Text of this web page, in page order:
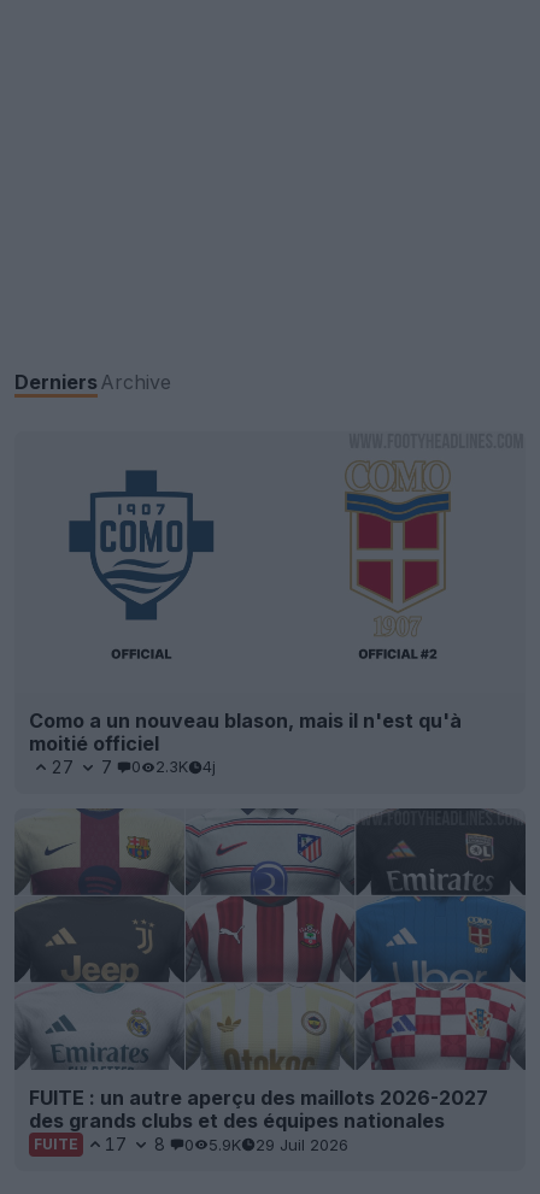
Derniers Archive
Como a un nouveau blason, mais il n'est qu'à
moitié officiel
27 7 0 2.3K 4j
FUITE : un autre aperçu des maillots 2026-2027
des grands clubs et des équipes nationales
FUITE 17 8 0 5.9K 29 Juil 2026